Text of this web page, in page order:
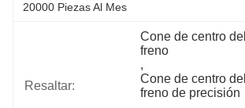
20000 Piezas Al Mes
Resaltar:
Cone de centro
freno
,
Cone de centro
freno de precisión